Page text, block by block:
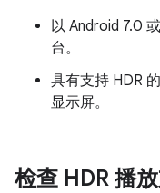
以 Android 7.0
台。
具有支持 HDR
显示屏。
检查 HDR 播